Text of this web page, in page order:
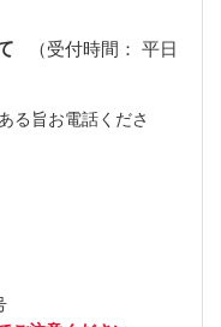
（受付時間： 平日
旨お電話くださ